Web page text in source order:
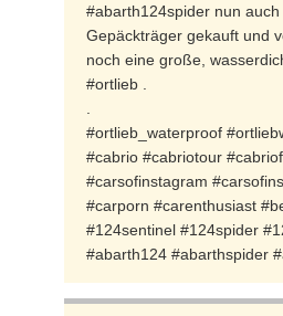
#abarth124spider nun auch
Gepäckträger gekauft und
noch eine große,
#ortlieb .
#ortlieb_waterproof
#cabrio #cabriotour
#carsofinstagram
#carporn #carenthusiast
#124sentinel #124spider
#abarth124 #abarthspider